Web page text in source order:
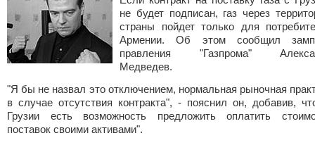
не будет подписан, газ через
страны пойдет только для
Армении. Об этом сообщил
правления "Газпрома"
Медведев.
"Я бы не назвал это отключением, нормальная рыночная
в случае отсутствия контракта", - пояснил он, добавив,
Грузии есть возможность предложить оплатить
поставок своими активами".